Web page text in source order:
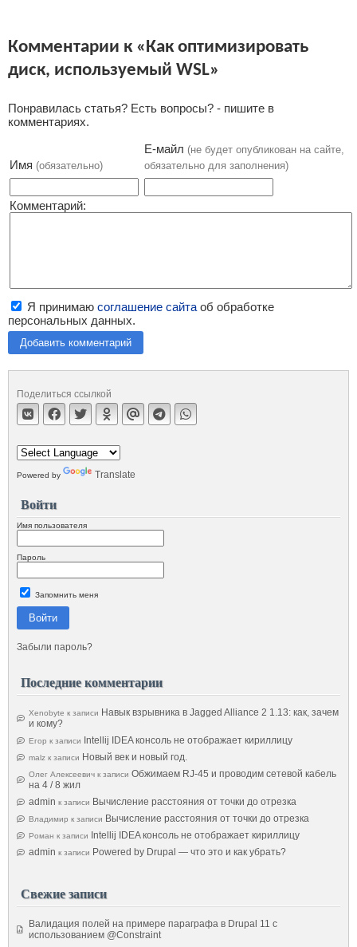
Комментарии к «Как оптимизировать
диск, используемый WSL»
Понравилась статья? Есть вопросы? - пишите в
комментариях.
Имя (обязательно)
Е-майл (не будет опубликован на сайте,
обязательно для заполнения)
Комментарий:
Я принимаю соглашение сайта об обработке
персональных данных.
Добавить комментарий
Поделиться ссылкой
Powered by Translate
Войти
Имя пользователя
Пароль
Запомнить меня
Войти
Забыли пароль?
Последние комментарии
Xenobyte к записи Навык взрывника в Jagged Alliance 2 1.13: как, зачем
и кому?
Егор к записи Intellij IDEA консоль не отображает кириллицу
malz к записи Новый век и новый год.
Олег Алексеевич к записи Обжимаем RJ-45 и проводим сетевой кабель
на 4 / 8 жил
admin к записи Вычисление расстояния от точки до отрезка
Владимир к записи Вычисление расстояния от точки до отрезка
Роман к записи Intellij IDEA консоль не отображает кириллицу
admin к записи Powered by Drupal — что это и как убрать?
Свежие записи
Валидация полей на примере параграфа в Drupal 11 с
использованием @Constraint